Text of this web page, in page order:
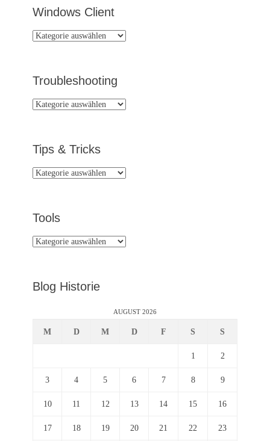
Windows Client
Windows
Troubleshooting
Troubleshooting
Tips & Tricks
Tips
Tools
Tools
Blog Historie
AUGUST 2026
M D M D F S S
1 2
3 4 5 6 7 8 9
10 11 12 13 14 15 16
17 18 19 20 21 22 23